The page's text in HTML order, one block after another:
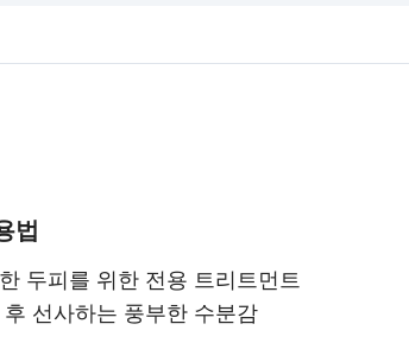
법
두피를 위한 전용 트리트먼트
후 선사하는 풍부한 수분감